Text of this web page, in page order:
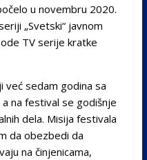
u novembru 2020.
„Svetski“ javnom
TV serije kratke
već sedam godina sa
na festival se godišnje
dela. Misija festivala
da obezbedi da
na činjenicama,